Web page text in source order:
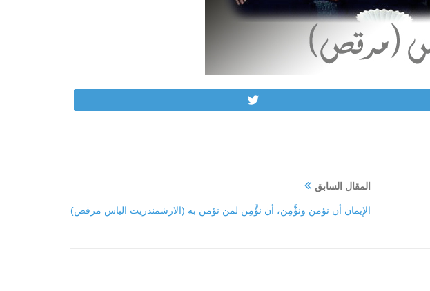
المقال السابق
الإيمان أن نؤمن ونؤَّمِن، أن نؤَّمِن لمن نؤمن به (الارشمندريت الياس مرقص)